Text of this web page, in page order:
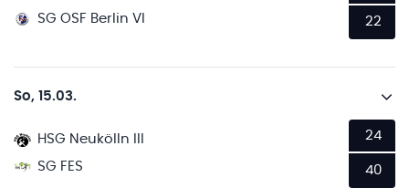
SG OSF Berlin VI
22
So, 15.03.
HSG Neukölln III
SG FES
24
40